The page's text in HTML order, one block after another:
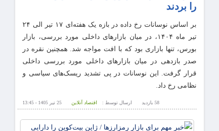
را بردند
بر اساس نوسانات رخ داده در بازه یک هفته‌ای ۱۷ تیر الی ۲۴
تیر ماه ۱۴۰۴، در میان بازار‌های داخلی مورد بررسی، بازار
بورس، تنها بازاری بود که با افت مواجه شد. همچنین نقره در
صدر بازدهی در میان بازار‌های داخلی مورد بررسی داخلی
قرار گرفت. این نوسانات در پی تشدید ریسک‌های سیاسی و
نظامی رخ داد.
25 تیر 1405 - 13:45 ارسال توسط : اقتصاد آنلاین 58 بازدید